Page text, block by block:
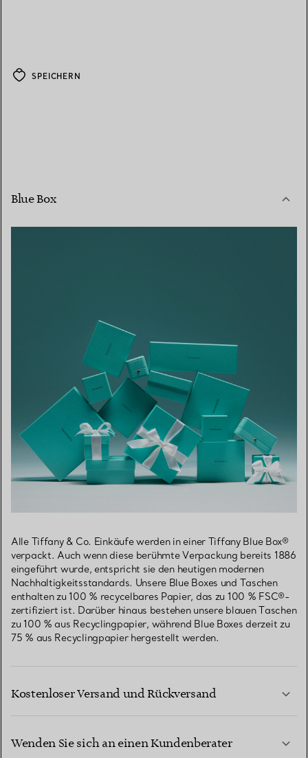
SPEICHERN
Blue Box
Alle Tiffany & Co. Einkäufe werden in einer Tiffany Blue Box®
verpackt. Auch wenn diese berühmte Verpackung bereits 1886
eingeführt wurde, entspricht sie den heutigen modernen
Nachhaltigkeitsstandards. Unsere Blue Boxes und Taschen
enthalten zu 100 % recycelbares Papier, das zu 100 % FSC®-
zertifiziert ist. Darüber hinaus bestehen unsere blauen Taschen
zu 100 % aus Recyclingpapier, während Blue Boxes derzeit zu
75 % aus Recyclingpapier hergestellt werden.
Kostenloser Versand und Rückversand
Wenden Sie sich an einen Kundenberater